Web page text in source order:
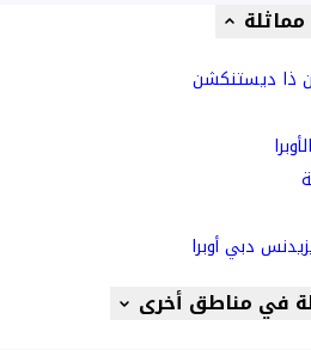
ذا ديستنكشن
دبي أوبرا
في مناطق أخرى